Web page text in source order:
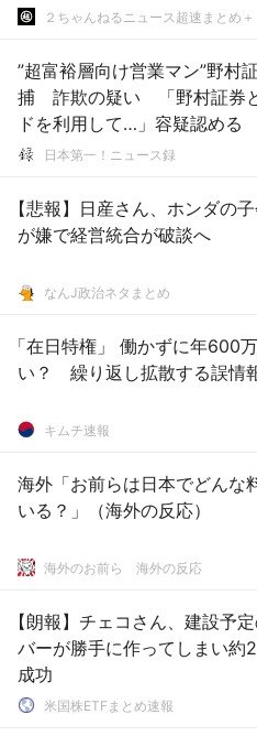
２ちゃんねるニュース超速まとめ＋
”超富裕層向け営業マン”野村
捕 詐欺の疑い 「野村証券
ドを利用して…」容疑認める
日本第一！ニュース録
【悲報】日産さん、ホンダの
が嫌で経営統合が破談へ
なんJ政治ネタまとめ
「在日特権」 働かずに年600
い？ 繰り返し拡散する誤情
キムチ速報
海外「お前らは日本でどんな
いる？」（海外の反応）
海外のお前ら 海外の反応
【朗報】チェコさん、建設予
バーが勝手に作ってしまい約
成功
米国株ETFまとめ速報